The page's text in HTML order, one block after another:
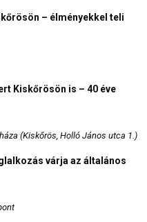
– élményekkel teli
Kiskőrösön is – 40 éve
(Kiskőrös, Holló János utca 1.)
várja az általános